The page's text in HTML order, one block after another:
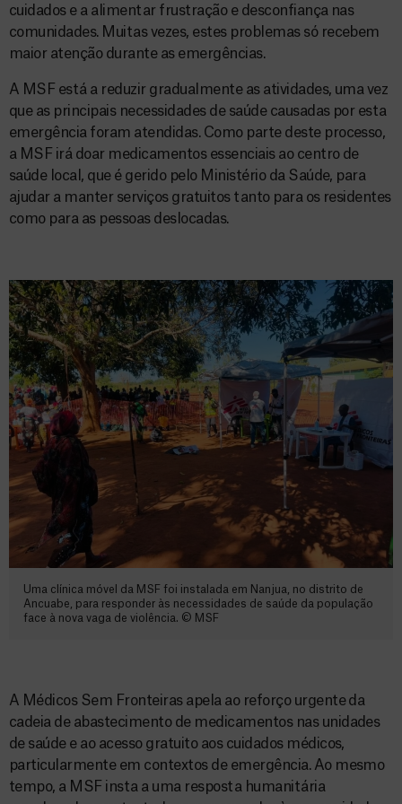
cuidados e a alimentar frustração e desconfiança nas
comunidades. Muitas vezes, estes problemas só recebem
maior atenção durante as emergências.
A MSF está a reduzir gradualmente as atividades, uma vez
que as principais necessidades de saúde causadas por esta
emergência foram atendidas. Como parte deste processo,
a MSF irá doar medicamentos essenciais ao centro de
saúde local, que é gerido pelo Ministério da Saúde, para
ajudar a manter serviços gratuitos tanto para os residentes
como para as pessoas deslocadas.
Uma clínica móvel da MSF foi instalada em Nanjua, no distrito de
Ancuabe, para responder às necessidades de saúde da população
face à nova vaga de violência. © MSF
A Médicos Sem Fronteiras apela ao reforço urgente da
cadeia de abastecimento de medicamentos nas unidades
de saúde e ao acesso gratuito aos cuidados médicos,
particularmente em contextos de emergência. Ao mesmo
tempo, a MSF insta a uma resposta humanitária